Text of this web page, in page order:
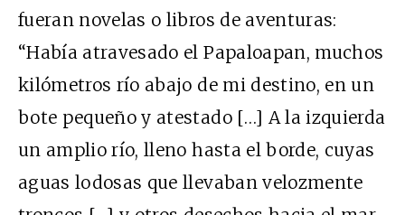
fueran novelas o libros de aventuras:
“Había atravesado el Papaloapan, muchos
kilómetros río abajo de mi destino, en un
bote pequeño y atestado […] A la izquierda
un amplio río, lleno hasta el borde, cuyas
aguas lodosas que llevaban velozmente